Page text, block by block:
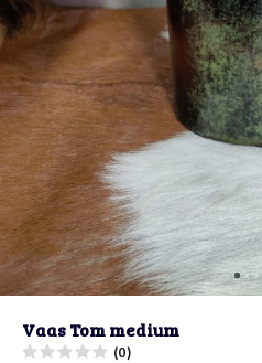
Vaas Tom medium
(0)